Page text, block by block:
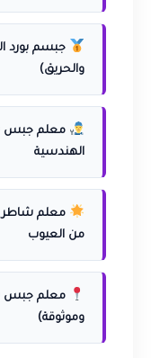
جبسم بورد
والحريق)
معلم جبس
الهندسية
معلم
من العيوب
معلم جبس
وموثوقة)